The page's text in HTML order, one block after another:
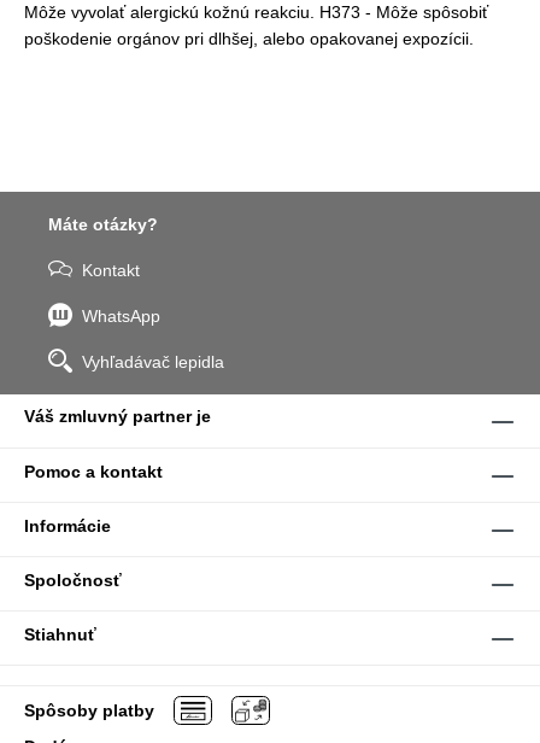
Môže vyvolať alergickú kožnú reakciu. H373 - Môže spôsobiť
poškodenie orgánov pri dlhšej, alebo opakovanej expozícii.
Máte otázky?
Kontakt
WhatsApp
Vyhľadávač lepidla
Váš zmluvný partner je
Pomoc a kontakt
Informácie
Spoločnosť
Stiahnuť
Spôsoby platby